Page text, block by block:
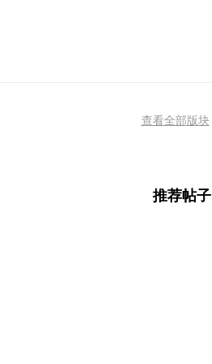
查看全部版块
推荐帖子